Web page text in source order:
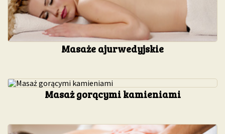
Masaże ajurwedyjskie
Masaż gorącymi kamieniami